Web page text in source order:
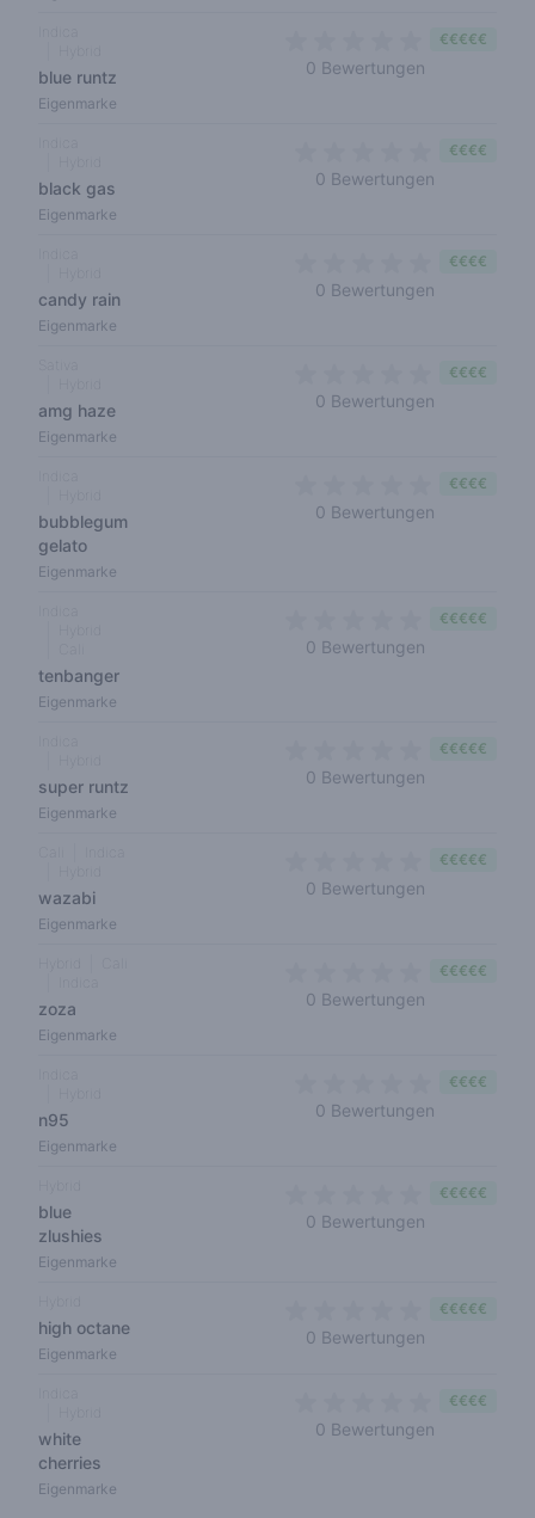
blue runtz
Eigenmarke
0 Bewertungen
€€€€€
black gas
Eigenmarke
0 Bewertungen
€€€€
candy rain
Eigenmarke
0 Bewertungen
€€€€
amg haze
Eigenmarke
0 Bewertungen
€€€€
bubblegum
gelato
Eigenmarke
0 Bewertungen
€€€€
tenbanger
Eigenmarke
0 Bewertungen
€€€€€
super runtz
Eigenmarke
0 Bewertungen
€€€€€
wazabi
Eigenmarke
0 Bewertungen
€€€€€
zoza
Eigenmarke
0 Bewertungen
€€€€€
n95
Eigenmarke
0 Bewertungen
€€€€
blue
zlushies
Eigenmarke
0 Bewertungen
€€€€€
high octane
Eigenmarke
0 Bewertungen
€€€€€
white
cherries
Eigenmarke
0 Bewertungen
€€€€